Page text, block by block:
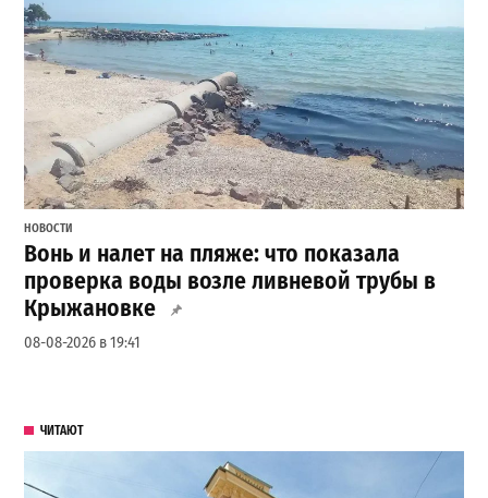
НОВОСТИ
Вонь и налет на пляже: что показала
проверка воды возле ливневой трубы в
Крыжановке
08-08-2026 в 19:41
ЧИТАЮТ